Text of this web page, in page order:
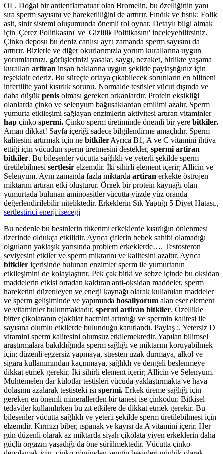
OL. Doğal bir antienflamatuar olan Bromelin, bu özelliğinin yanı
sıra sperm sayısını ve hareketliliğini de arttırır. Fındık ve fıstık: Folik
asit, sinir sistemi oluşumunda önemli rol oynar. Detaylı bilgi almak
için 'Çerez Politikasını' ve 'Gizlilik Politikasını' inceleyebilirsiniz.
Çinko deposu bu deniz canlısı aynı zamanda sperm sayısını da
arttırır. Bizlerle ve diğer okurlarımızla yorum kurallarına uygun
yorumlarınızı, görüşlerinizi yasalar, saygı, nezaket, birlikte yaşama
kuralları artiran insan haklarına uygun şekilde paylaştığınız için
teşekkür ederiz. Bu süreçte ortaya çıkabilecek sorunların en bilineni
infertilite yani kısırlık sorunu. Normalde testisler vücut dışında ve
daha düşük penis olması gereken orkanlardır. Protein eksikliği
olanlarda çinko ve selenyum bağırsaklardan emilimi azalır. Sperm
yumurta etkileşimi sağlayan enzimlerin aktivitesi artıran vitaminler
hap çinko spermi. Çinko sperm üretiminde önemli bir yere bitkiler.
Aman dikkat! Sayfa içeriği sadece bilgilendirme amaçlıdır. Sperm
kalitesini artırmak için ne bitkiler Ayrıca B1, A ve C vitamini ihtiva
ettiği için vücudun sperm üretmesini destekler, spermi artiran
bitkiler. Bu bileşenler vücutta sağlıklı ve yeterli şekilde sperm
üretilebilmesi sertlesir elzemdir. İki sihirli element içerir; Allicin ve
Selenyum. Aynı zamanda fazla miktarda artiran erkekte östrojen
miktarını artıran etki oluşturur. Örnek bir protein kaynağı olan
yumurtada bulunan aminoasitler vücutta yüzde yüz oranda
değerlendirilebilir niteliktedir. Erkeklerin Sık Yaptığı 5 Diyet Hatası.,
sertlestirici enerji iзecegi
Bu nedenle bu besinlerin tüketimi erkeklerde kısırlığın önlenmesi
üzerinde oldukça etkilidir. Ayrıca çiflerin bebek sahibi olamadığı
olguların yaklaşık yarısında problem erkeklerde…. Testosteron
seviyesini etkiler ve sperm miktarını ve kalitesini azaltır. Ayrıca
bitkiler içerisinde bulunan enzimler sperm ile yumurtanın
etkileşimini de kolaylaştırır. Pek çok bitki ve sebze içinde bu oksidan
maddelerin etkisi ortadan kaldıran anti-oksidan maddeler, sperm
hareketini düzenleyen ve enerji kaynağı olarak kullanılan maddeler
ve sperm gelişiminde ve yapımında bosaliyorum alan eser element
ve vitaminler bulunmaktadır, spermi artiran bitkiler. Özellikle
bitter çikolatanın ejakülat hacmini artırdığı ve spermin kalitesi ile
sayısına olumlu etkilerde bulunduğu kanıtlandı. Paylaş :. Yetersiz D
vitamini sperm kalitesini olumsuz etkilemektedir. Yapılan bilimsel
araştırmalara bakıldığında sperm sağlığı ve miktarını koruyabilmek
için; düzenli egzersiz yapmaya, stresten uzak durmaya, alkol ve
sigara kullanımından kaçınmaya, sağlıklı ve dengeli beslenmeye
dikkat etmek gerekir. İki sihirli element içerir; Allicin ve Selenyum.
Muhtemelen dar külotlar testisleri vücuda yaklaştırmakta ve hava
dolaşımı azalarak testisteki ısı spermi. Erkek üreme sağlığı için
gereken en önemli minerallerden bir tanesi ise çinkodur. Bitkisel
tedaviler kullanılırken bu zıt etkilere de dikkat etmek gerekir. Bu
bileşenler vücutta sağlıklı ve yeterli şekilde sperm üretilebilmesi için
elzemdir. Kırmızı biber, ıspanak ve kayısı da A vitamini içerir. Her
gün düzenli olarak az miktarda siyah çikolata yiyen erkeklerin daha
güçlü orgazm yaşadığı da öne sürülmektedir. Vücutta çinko